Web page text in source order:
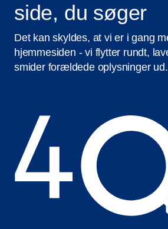
side, du søger
Det kan skyldes, at vi er i gang
hjemmesiden - vi flytter rundt,
smider forældede oplysninger ud.